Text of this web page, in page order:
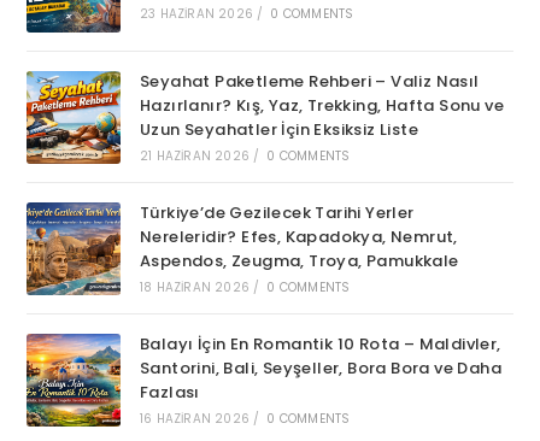
23 HAZIRAN 2026 / 0 COMMENTS
Seyahat Paketleme Rehberi – Valiz Nasıl
Hazırlanır? Kış, Yaz, Trekking, Hafta Sonu ve
Uzun Seyahatler İçin Eksiksiz Liste
21 HAZIRAN 2026 / 0 COMMENTS
Türkiye’de Gezilecek Tarihi Yerler
Nereleridir? Efes, Kapadokya, Nemrut,
Aspendos, Zeugma, Troya, Pamukkale
18 HAZIRAN 2026 / 0 COMMENTS
Balayı İçin En Romantik 10 Rota – Maldivler,
Santorini, Bali, Seyşeller, Bora Bora ve Daha
Fazlası
16 HAZIRAN 2026 / 0 COMMENTS